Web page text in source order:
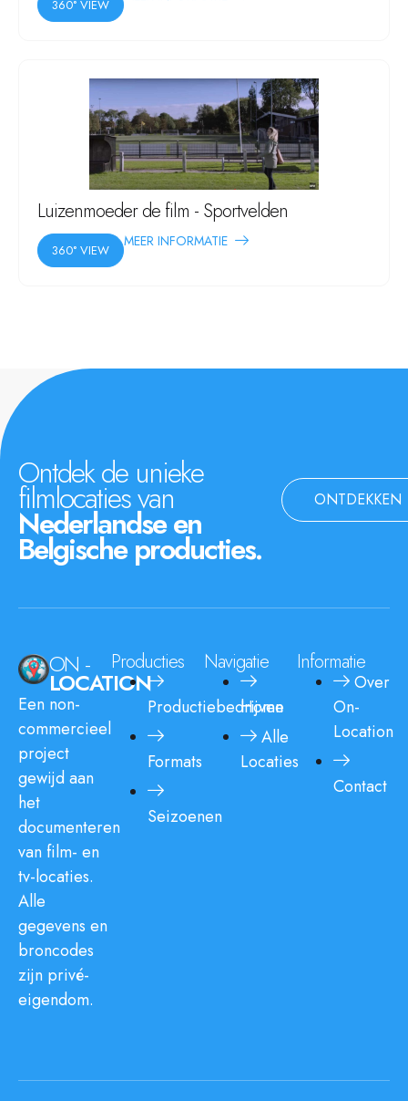
360° VIEW
Luizenmoeder de film - Sportvelden
360° VIEW
MEER INFORMATIE
Ontdek de unieke
filmlocaties van
Nederlandse en
Belgische producties.
ONTDEKKEN
ON -
LOCATION
Een non-
commercieel
project
gewijd aan
het
documenteren
van film- en
tv-locaties.
Alle
gegevens en
broncodes
zijn privé-
eigendom.
Producties
Productiebedrijven
Formats
Seizoenen
Navigatie
Home
Alle
Locaties
Informatie
Over
On-
Location
Contact